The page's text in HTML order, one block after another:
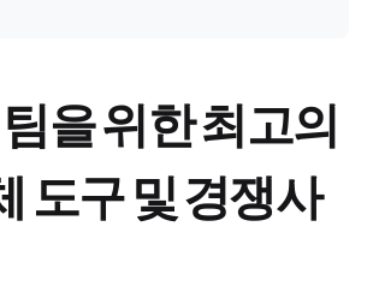
을 위한 최고의
도구 및 경쟁사